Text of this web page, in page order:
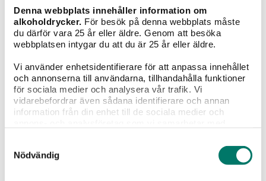
Denna webbplats innehåller information om
alkoholdrycker. För besök på denna webbplats måste
du därför vara 25 år eller äldre. Genom att besöka
webbplatsen intygar du att du är 25 år eller äldre.
Vi använder enhetsidentifierare för att anpassa innehållet
och annonserna till användarna, tillhandahålla funktioner
för sociala medier och analysera vår trafik. Vi
vidarebefordrar även sådana identifierare och annan
information från din enhet till de sociala medier och
information som du har tillhandahållit eller som de har
samlat in när du har använt deras tjänster.
Nödvändig
Vinet passar till
Grillat Sallader Pasta Pizza
Fisk &
Rött vin